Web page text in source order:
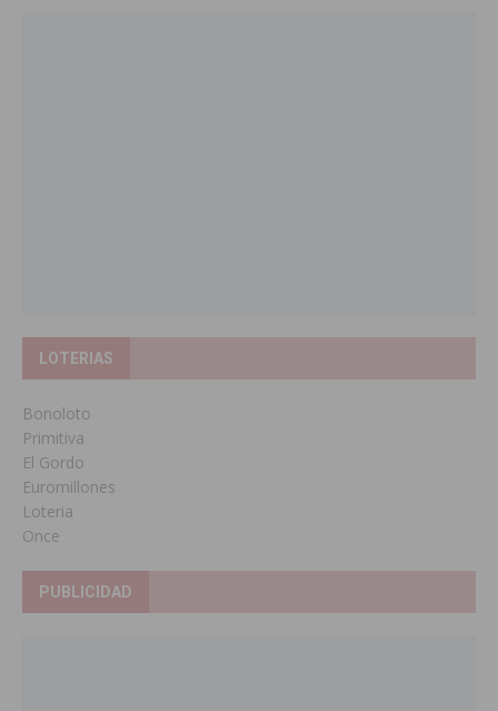
LOTERIAS
Bonoloto
Primitiva
El Gordo
Euromillones
Loteria
Once
PUBLICIDAD